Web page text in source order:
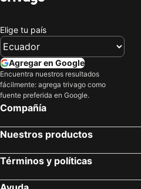
Elige tu país
Agregar en Google
Encuentra nuestros resultados
fácilmente: agrega trivago como
fuente preferida en Google.
Compañía
Nuestros productos
Términos y políticas